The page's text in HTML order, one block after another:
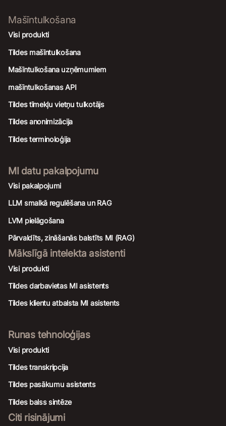
Mašīntulkošana
Visi produkti
Tildes mašīntulkošana
Mašīntulkošana uzņēmumiem
mašīntulkošanas API
Tildes tīmekļu vietņu tulkotājs
Tildes anonimizācija
Tildes terminoloģija
MI datu pakalpojumu
Visi pakalpojumi
LLM smalkā regulēšana un RAG
LVM pielāgošana
Pārvaldīts, zināšanās balstīts MI (RAG)
Mākslīgā intelekta asistenti
Visi produkti
Tildes darbavietas MI asistents
Tildes klientu atbalsta MI asistents
Runas tehnoloģijas
Visi produkti
Tildes transkripcija
Tildes pasākumu asistents
Tildes balss sintēze
Citi risinājumi